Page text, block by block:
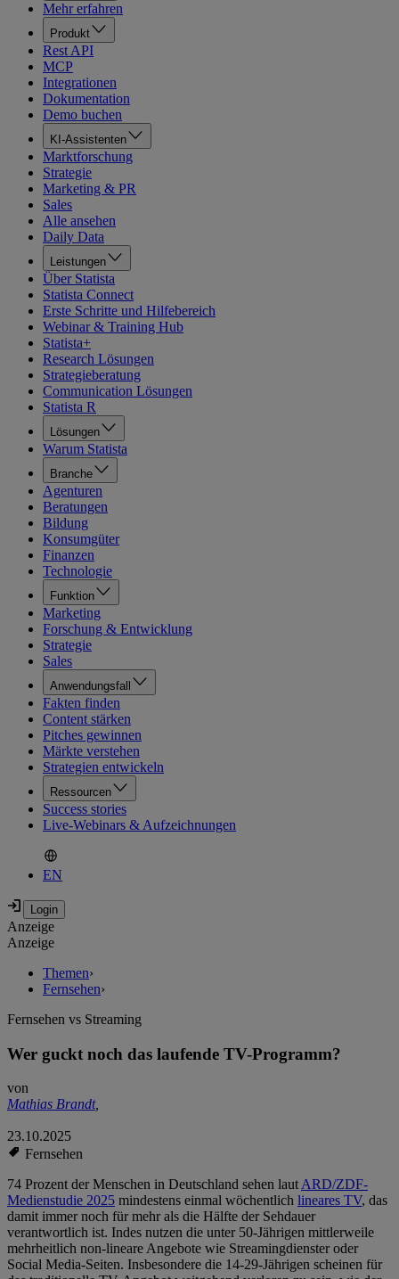
Mehr erfahren
Produkt
Rest API
MCP
Integrationen
Dokumentation
Demo buchen
KI-Assistenten
Marktforschung
Strategie
Marketing & PR
Sales
Alle ansehen
Daily Data
Leistungen
Über Statista
Statista Connect
Erste Schritte und Hilfebereich
Webinar & Training Hub
Statista+
Research Lösungen
Strategieberatung
Communication Lösungen
Statista R
Lösungen
Warum Statista
Branche
Agenturen
Beratungen
Bildung
Konsumgüter
Finanzen
Technologie
Funktion
Marketing
Forschung & Entwicklung
Strategie
Sales
Anwendungsfall
Fakten finden
Content stärken
Pitches gewinnen
Märkte verstehen
Strategien entwickeln
Ressourcen
Success stories
Live-Webinars & Aufzeichnungen
EN
Anzeige
Anzeige
Themen›
Fernsehen›
Fernsehen vs Streaming
Wer guckt noch das laufende TV-Programm?
von
Mathias Brandt,
23.10.2025
Fernsehen
74 Prozent der Menschen in Deutschland sehen lautARD/ZDF-
Medienstudie 2025 mindestens einmal wöchentlich lineares TV, das
damit immer noch für mehr als die Hälfte der Sehdauer
verantwortlich ist. Indes nutzen die unter 50-Jährigen mittlerweile
mehrheitlich non-lineare Angebote wie Streamingdienster oder
Social Media-Seiten. Insbesondere die 14-29-Jährigen scheinen für